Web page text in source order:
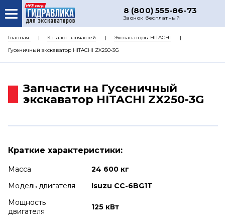
8 (800) 555-86-73
Звонок бесплатный
О НАС
КАТАЛОГ ЗАПЧАСТЕЙ
ДОСТАВКА
Главная Каталог запчастей
Экскаваторы HITACHI
Гусеничный экскаватор HITACHI ZX250-3G
Запчасти на Гусеничный
экскаватор HITACHI ZX250-3G
Краткие характеристики:
Масса
24 600 кг
Модель двигателя
Isuzu CC-6BG1T
Мощность
двигателя
125 кВт